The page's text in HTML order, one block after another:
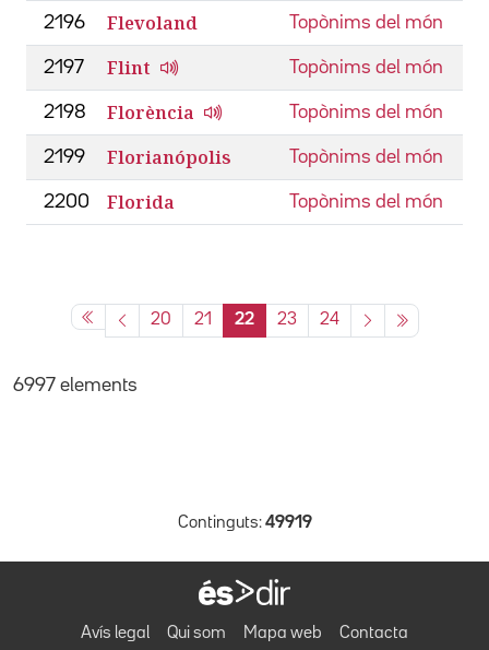
2196 Flevoland Topònims del món
2197 Flint Topònims del món
2198 Florència Topònims del món
2199 Florianópolis Topònims del món
2200 Florida Topònims del món
20 21 22 23 24
6997 elements
Continguts: 49919
Avís legal Qui som Mapa web Contacta